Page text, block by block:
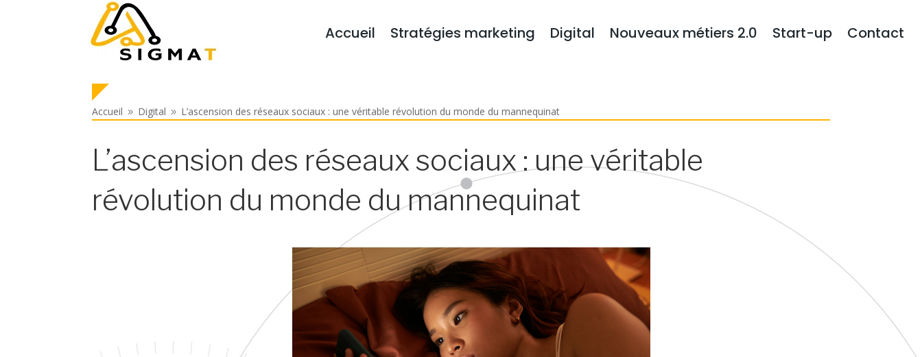
Accueil Stratégies marketing Digital Nouveaux métiers 2.0 Start-up Contact
Accueil 9 Digital 9 L’ascension des réseaux sociaux : une véritable révolution du monde du mannequinat
L’ascension des réseaux sociaux : une véritable
révolution du monde du mannequinat